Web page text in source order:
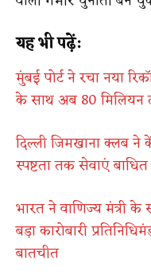
यह भी पढ़ें:
मुंबई पोर्ट ने रचा नया
के साथ अब 80 मिलियन
दिल्ली जिमखाना क्लब ने
स्पष्टता तक सेवाएं
भारत ने वाणिज्य मंत्री
बड़ा कारोबारी
बातचीत